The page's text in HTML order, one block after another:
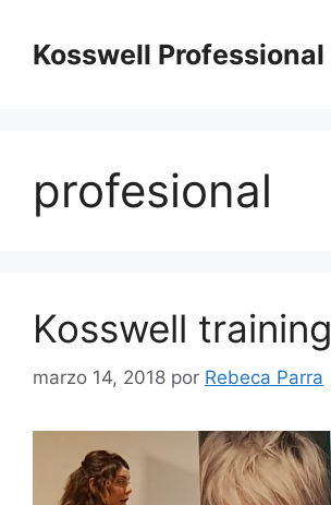
contenido
Kosswell Professional
profesional
Kosswell training
marzo 14, 2018 por Rebeca Parra